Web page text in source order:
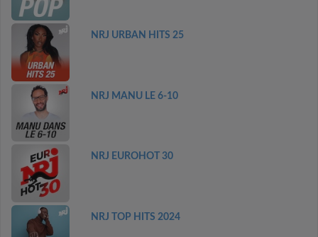
NRJ URBAN HITS 25
NRJ MANU LE 6-10
NRJ EUROHOT 30
NRJ TOP HITS 2024